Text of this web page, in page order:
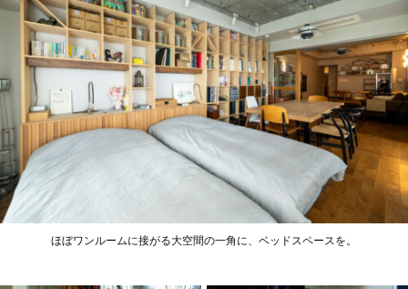
ほぼワンルームに接がる大空間の一角に、ベッドスペースを。